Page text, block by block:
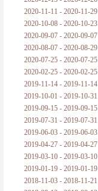
2020-11-11 - 2020-11-29
2020-10-08 - 2020-10-23
2020-09-07 - 2020-09-07
2020-08-07 - 2020-08-29
2020-07-25 - 2020-07-25
2020-02-25 - 2020-02-25
2019-11-14 - 2019-11-14
2019-10-01 - 2019-10-31
2019-09-15 - 2019-09-15
2019-07-31 - 2019-07-31
2019-06-03 - 2019-06-03
2019-04-27 - 2019-04-27
2019-03-10 - 2019-03-10
2019-01-19 - 2019-01-19
2018-11-03 - 2018-11-21